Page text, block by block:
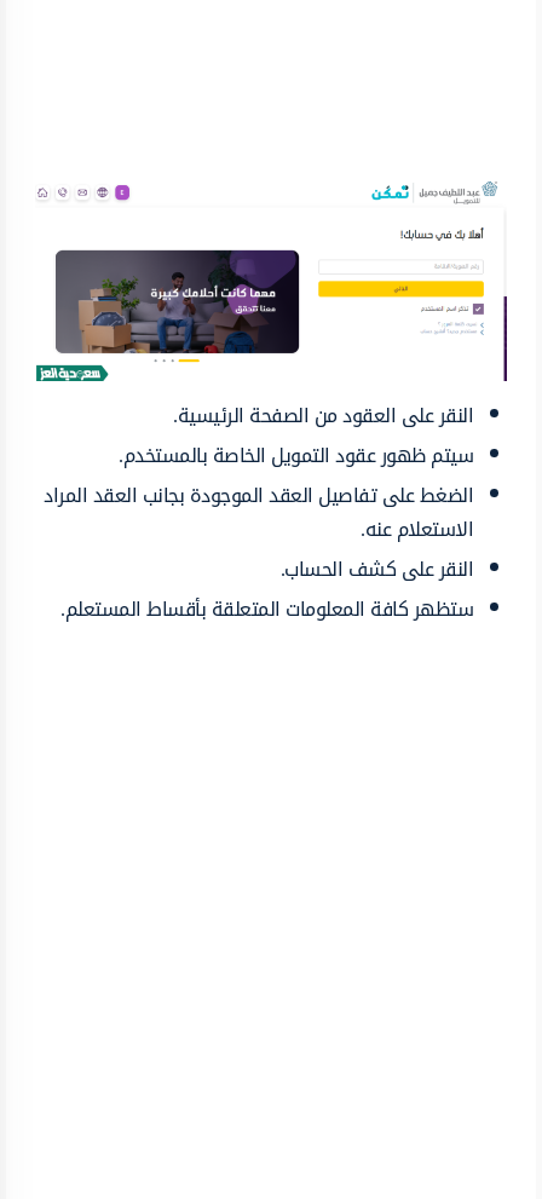
النقر على العقود من الصفحة الرئيسية.
سيتم ظهور عقود التمويل الخاصة بالمستخدم.
الضغط على تفاصيل العقد الموجودة بجانب العقد المراد
الاستعلام عنه.
النقر على كشف الحساب.
ستظهر كافة المعلومات المتعلقة بأقساط المستعلم.